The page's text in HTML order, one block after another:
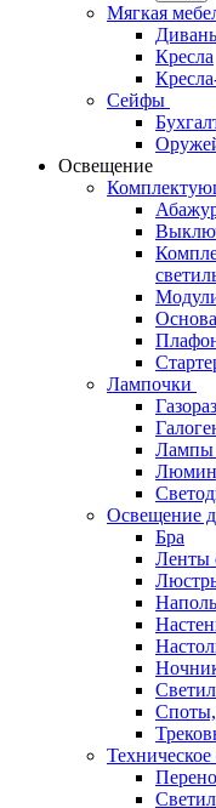
Мягкая
Кресла
Сейфы
Освещение
Лампочки
Лампы
Освещение
Бра
Ленты
Споты,